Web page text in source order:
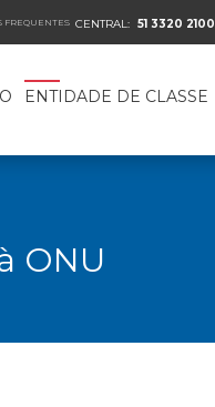
FREQUENTES CENTRAL: 51 3320 2100
ENTIDADE DE CLASSE
ONU